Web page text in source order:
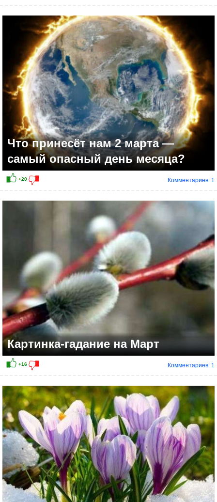
Что принесёт нам 2 марта —
самый опасный день месяца?
Комментариев: 1
Картинка-гадание на Март
Комментариев: 1